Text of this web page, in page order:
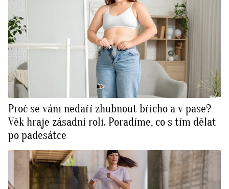
Proč se vám nedaří zhubnout břicho a v pase?
Věk hraje zásadní roli. Poradíme, co s tím dělat
po padesátce